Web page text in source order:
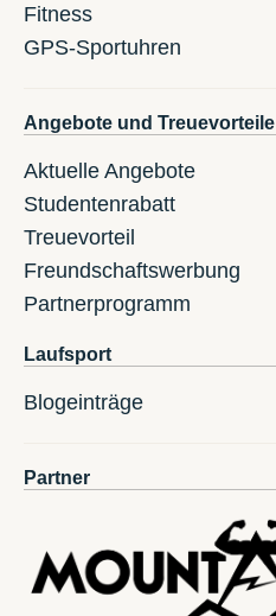
Fitness
GPS-Sportuhren
Angebote und Treuevorteile
Aktuelle Angebote
Studentenrabatt
Treuevorteil
Freundschaftswerbung
Partnerprogramm
Laufsport
Blogeinträge
Partner